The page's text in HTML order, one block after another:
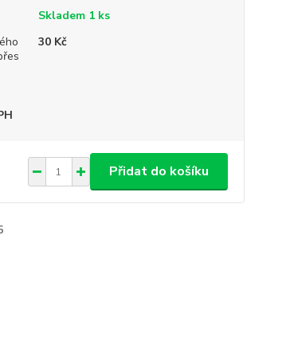
Skladem 1 ks
30 Kč
Přidat do košíku